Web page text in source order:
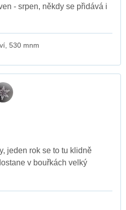
- srpen, někdy se přidává i
530 mnm
jeden rok se to tu klidně
v bouřkách velký